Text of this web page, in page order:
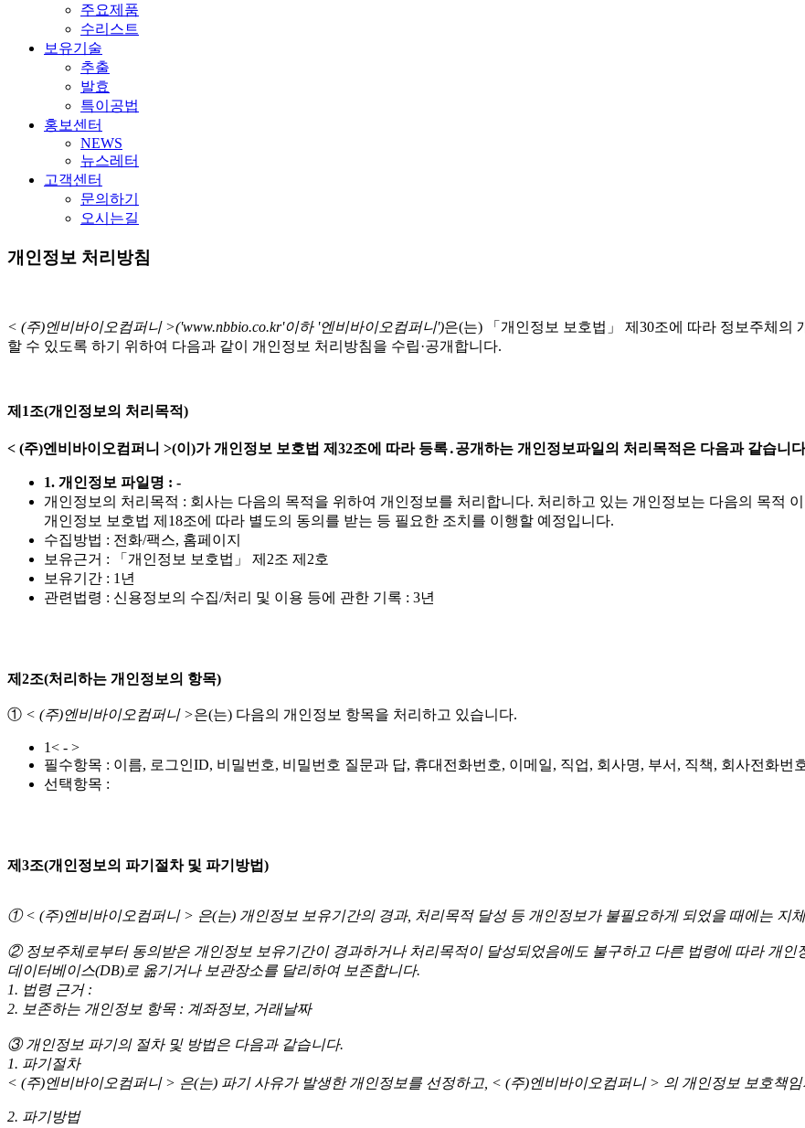
주요제품
수리스트
보유기술
추출
발효
특이공법
홍보센터
NEWS
뉴스레터
고객센터
문의하기
오시는길
개인정보 처리방침
< (주)엔비바이오컴퍼니 >('www.nbbio.co.kr'이하 '엔비바이오컴퍼니')은(는) 「개인정보 보호법」 제30조에 따라 정보주체의
할 수 있도록 하기 위하여 다음과 같이 개인정보 처리방침을 수립·공개합니다.
제1조(개인정보의 처리목적)
< (주)엔비바이오컴퍼니 >(이)가 개인정보 보호법 제32조에 따라 등록․공개하는 개인정보파일의 처리목적은 다음과 같습니
1. 개인정보 파일명 : -
개인정보의 처리목적 : 회사는 다음의 목적을 위하여 개인정보를 처리합니다. 처리하고 있는 개인정보는 다음의 목적
개인정보 보호법 제18조에 따라 별도의 동의를 받는 등 필요한 조치를 이행할 예정입니다.
수집방법 : 전화/팩스, 홈페이지
보유근거 : 「개인정보 보호법」 제2조 제2호
보유기간 : 1년
관련법령 : 신용정보의 수집/처리 및 이용 등에 관한 기록 : 3년
제2조(처리하는 개인정보의 항목)
① < (주)엔비바이오컴퍼니 >은(는) 다음의 개인정보 항목을 처리하고 있습니다.
1< - >
필수항목 : 이름, 로그인ID, 비밀번호, 비밀번호 질문과 답, 휴대전화번호, 이메일, 직업, 회사명, 부서, 직책, 회사전화번
선택항목 :
제3조(개인정보의 파기절차 및 파기방법)
① < (주)엔비바이오컴퍼니 > 은(는) 개인정보 보유기간의 경과, 처리목적 달성 등 개인정보가 불필요하게 되었을 때에는 지
② 정보주체로부터 동의받은 개인정보 보유기간이 경과하거나 처리목적이 달성되었음에도 불구하고 다른 법령에 따라 개
데이터베이스(DB)로 옮기거나 보관장소를 달리하여 보존합니다.
1. 법령 근거 :
2. 보존하는 개인정보 항목 : 계좌정보, 거래날짜
③ 개인정보 파기의 절차 및 방법은 다음과 같습니다.
1. 파기절차
< (주)엔비바이오컴퍼니 > 은(는) 파기 사유가 발생한 개인정보를 선정하고, < (주)엔비바이오컴퍼니 > 의 개인정보 보호책
2. 파기방법